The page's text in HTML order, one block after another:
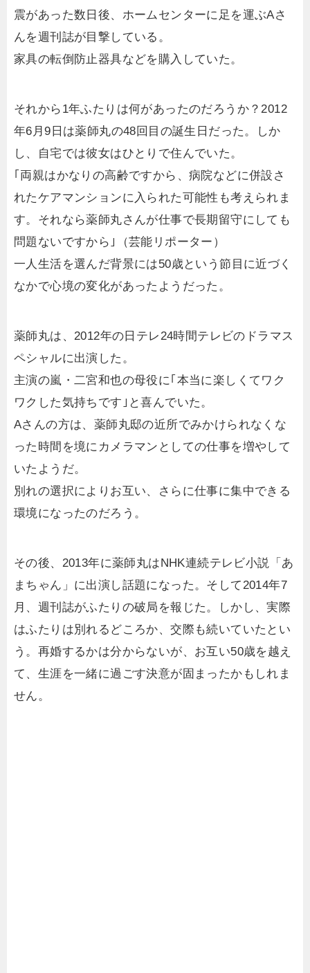
震があった数日後、ホームセンターに足を運ぶAさ
んを週刊誌が目撃している。
家具の転倒防止器具などを購入していた。
それから1年ふたりは何があったのだろうか？2012
年6月9日は薬師丸の48回目の誕生日だった。しか
し、自宅では彼女はひとりで住んでいた。
｢両親はかなりの高齢ですから、病院などに併設さ
れたケアマンションに入られた可能性も考えられま
す。それなら薬師丸さんが仕事で長期留守にしても
問題ないですから｣（芸能リポーター）
一人生活を選んだ背景には50歳という節目に近づく
なかで心境の変化があったようだった。
薬師丸は、2012年の日テレ24時間テレビのドラマス
ペシャルに出演した。
主演の嵐・二宮和也の母役に｢本当に楽しくてワク
ワクした気持ちです｣と喜んでいた。
Aさんの方は、薬師丸邸の近所でみかけられなくな
った時間を境にカメラマンとしての仕事を増やして
いたようだ。
別れの選択によりお互い、さらに仕事に集中できる
環境になったのだろう。
その後、2013年に薬師丸はNHK連続テレビ小説「あ
まちゃん」に出演し話題になった。そして2014年7
月、週刊誌がふたりの破局を報じた。しかし、実際
はふたりは別れるどころか、交際も続いていたとい
う。再婚するかは分からないが、お互い50歳を越え
て、生涯を一緒に過ごす決意が固まったかもしれま
せん。